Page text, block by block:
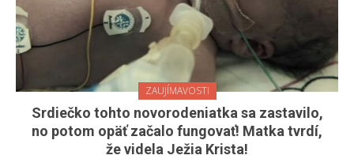
ZAUJÍMAVOSTI
Srdiečko tohto novorodeniatka sa zastavilo,
no potom opäť začalo fungovať! Matka tvrdí,
že videla Ježia Krista!